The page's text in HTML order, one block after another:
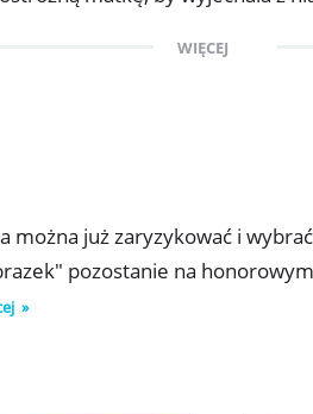
będzie, czy uda im się
WIĘCEJ
można już zaryzykować i
pozostanie na